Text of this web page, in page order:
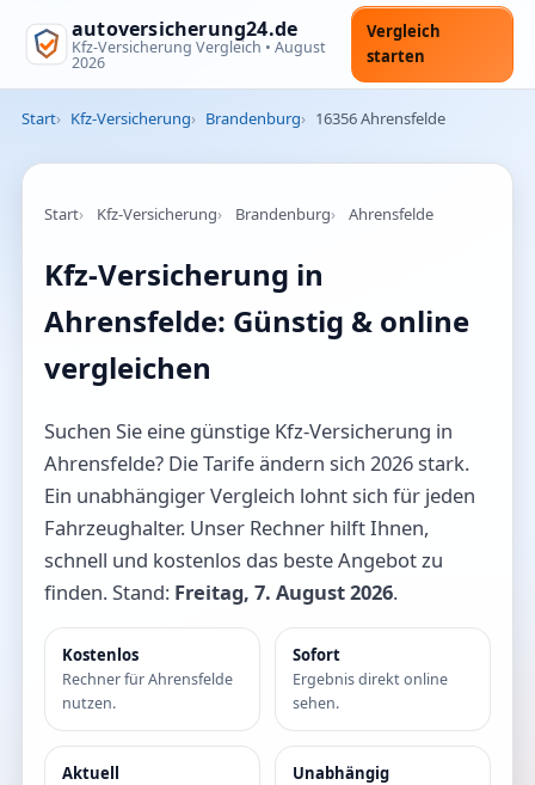
autoversicherung24.de
Kfz-Versicherung Vergleich • August
2026
Vergleich
starten
Start Kfz-Versicherung Brandenburg 16356 Ahrensfelde
Start Kfz-Versicherung Brandenburg Ahrensfelde
Kfz-Versicherung in
Ahrensfelde: Günstig & online
vergleichen
Suchen Sie eine günstige Kfz-Versicherung in
Ahrensfelde? Die Tarife ändern sich 2026 stark.
Ein unabhängiger Vergleich lohnt sich für jeden
Fahrzeughalter. Unser Rechner hilft Ihnen,
schnell und kostenlos das beste Angebot zu
finden. Stand: Freitag, 7. August 2026.
Kostenlos
Rechner für Ahrensfelde
nutzen.
Sofort
Ergebnis direkt online
sehen.
Aktuell Unabhängig